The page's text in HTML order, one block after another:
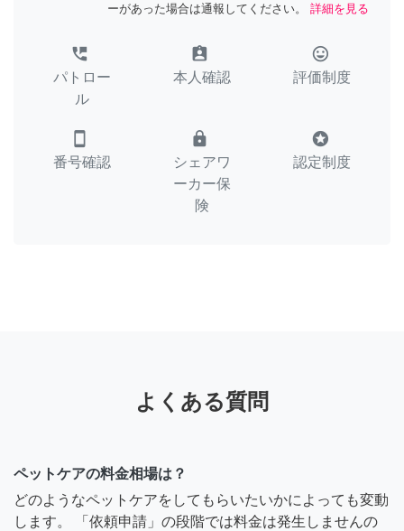
ーがあった場合は通報してください。
詳細を見る
perm_phone_msg
パトロー
ル
assignment_ind
本人確認
tag_faces
評価制度
smartphone
番号確認
lock
シェアワ
ーカー保
険
stars
認定制度
よくある質問
ペットケアの料金相場は？
どのようなペットケアをしてもらいたいかによっても変動
します。 「依頼申請」の段階では料金は発生しませんの